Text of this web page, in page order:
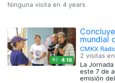
Ninguna visita en 4 years
4:16
mundial
CMKX
2 visitas en
La
este 7 de
emisión